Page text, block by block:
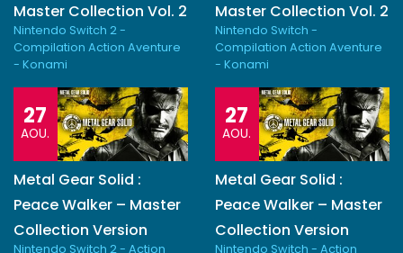
Master Collection Vol. 2
Nintendo Switch 2 -
Compilation Action Aventure
- Konami
Master Collection Vol. 2
Nintendo Switch -
Compilation Action Aventure
- Konami
27
AOU.
Metal Gear Solid :
Peace Walker – Master
Collection Version
Nintendo Switch 2 - Action
27
AOU.
Metal Gear Solid :
Peace Walker – Master
Collection Version
Nintendo Switch - Action